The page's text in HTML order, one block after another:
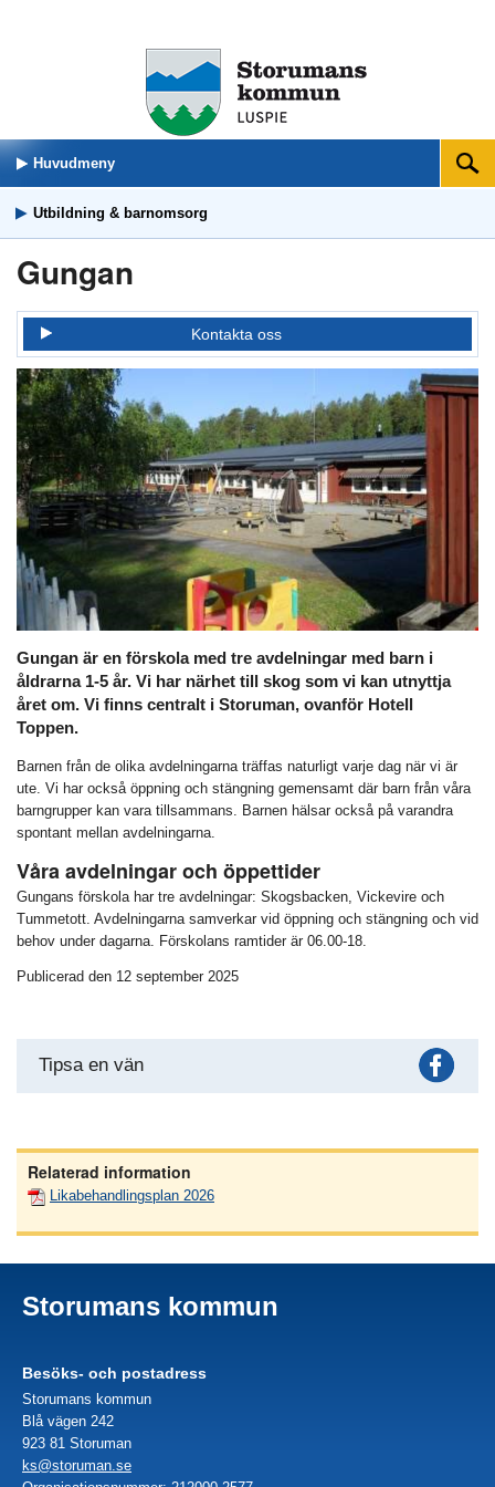
Huvudmeny Sök
Utbildning & barnomsorg
Gungan
Kontakta oss
Gungan är en förskola med tre avdelningar med barn i
åldrarna 1-5 år. Vi har närhet till skog som vi kan utnyttja
året om. Vi finns centralt i Storuman, ovanför Hotell
Toppen.
Barnen från de olika avdelningarna träffas naturligt varje dag när vi är
ute. Vi har också öppning och stängning gemensamt där barn från våra
barngrupper kan vara tillsammans. Barnen hälsar också på varandra
spontant mellan avdelningarna.
Våra avdelningar och öppettider
Gungans förskola har tre avdelningar: Skogsbacken, Vickevire och
Tummetott. Avdelningarna samverkar vid öppning och stängning och vid
behov under dagarna. Förskolans ramtider är 06.00-18.
Publicerad den 12 september 2025
Tipsa en vän
Relaterad information
Likabehandlingsplan 2026
Storumans kommun
Besöks- och postadress
Storumans kommun
Blå vägen 242
923 81 Storuman
ks@storuman.se